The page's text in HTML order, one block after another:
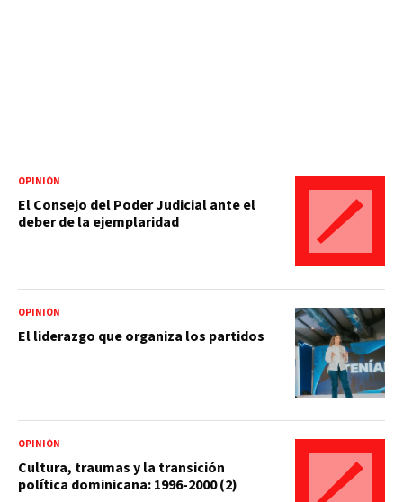
OPINIÓN
El Consejo del Poder Judicial ante el
deber de la ejemplaridad
OPINIÓN
El liderazgo que organiza los partidos
OPINIÓN
Cultura, traumas y la transición
política dominicana: 1996-2000 (2)